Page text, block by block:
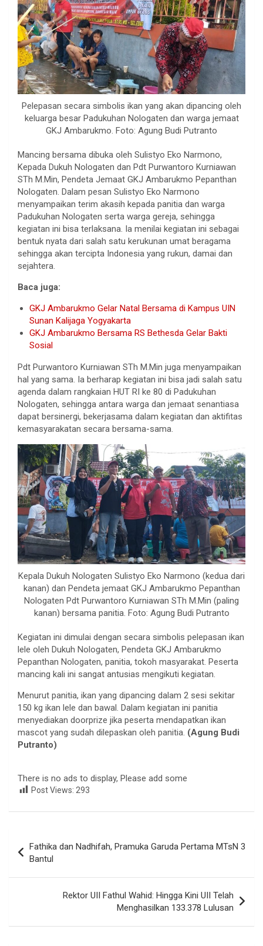
Pelepasan secara simbolis ikan yang akan dipancing oleh
keluarga besar Padukuhan Nologaten dan warga jemaat
GKJ Ambarukmo. Foto: Agung Budi Putranto
Mancing bersama dibuka oleh Sulistyo Eko Narmono,
Kepada Dukuh Nologaten dan Pdt Purwantoro Kurniawan
STh M.Min, Pendeta Jemaat GKJ Ambarukmo Pepanthan
Nologaten. Dalam pesan Sulistyo Eko Narmono
menyampaikan terim akasih kepada panitia dan warga
Padukuhan Nologaten serta warga gereja, sehingga
kegiatan ini bisa terlaksana. Ia menilai kegiatan ini sebagai
bentuk nyata dari salah satu kerukunan umat beragama
sehingga akan tercipta Indonesia yang rukun, damai dan
sejahtera.
Baca juga:
GKJ Ambarukmo Gelar Natal Bersama di Kampus UIN
Sunan Kalijaga Yogyakarta
GKJ Ambarukmo Bersama RS Bethesda Gelar Bakti
Sosial
Pdt Purwantoro Kurniawan STh M.Min juga menyampaikan
hal yang sama. Ia berharap kegiatan ini bisa jadi salah satu
agenda dalam rangkaian HUT RI ke 80 di Padukuhan
Nologaten, sehingga antara warga dan jemaat senantiasa
dapat bersinergi, bekerjasama dalam kegiatan dan aktifitas
kemasyarakatan secara bersama-sama.
Kepala Dukuh Nologaten Sulistyo Eko Narmono (kedua dari
kanan) dan Pendeta jemaat GKJ Ambarukmo Pepanthan
Nologaten Pdt Purwantoro Kurniawan STh M.Min (paling
kanan) bersama panitia. Foto: Agung Budi Putranto
Kegiatan ini dimulai dengan secara simbolis pelepasan ikan
lele oleh Dukuh Nologaten, Pendeta GKJ Ambarukmo
Pepanthan Nologaten, panitia, tokoh masyarakat. Peserta
mancing kali ini sangat antusias mengikuti kegiatan.
Menurut panitia, ikan yang dipancing dalam 2 sesi sekitar
150 kg ikan lele dan bawal. Dalam kegiatan ini panitia
menyediakan doorprize jika peserta mendapatkan ikan
mascot yang sudah dilepaskan oleh panitia. (Agung Budi
Putranto)
There is no ads to display, Please add some
Post Views: 293
pos
Fathika dan Nadhifah, Pramuka Garuda Pertama MTsN 3
Bantul
Rektor UII Fathul Wahid: Hingga Kini UII Telah
Menghasilkan 133.378 Lulusan